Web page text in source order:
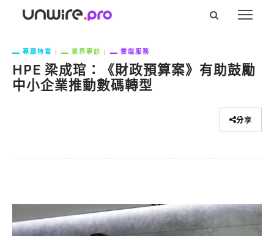
專題特寫 業界專訪 雲端服務
HPE 梁成琯：《財政預算案》有助鼓勵
中小企業推動數碼轉型
分享